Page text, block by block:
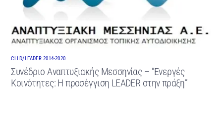
CLLD/LEADER 2014-2020
Συνέδριο Αναπτυξιακής Μεσσηνίας – “Ενεργές
Κοινότητες: Η προσέγγιση LEADER στην πράξη”